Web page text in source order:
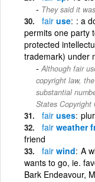
They said it
fair use : a
permits one party
protected
trademark) under
Although fair
copyright law,
substantial
States Copyright
fair uses
fair weather
friend
fair wind A
wants to go, ie.
Bark Endeavour,